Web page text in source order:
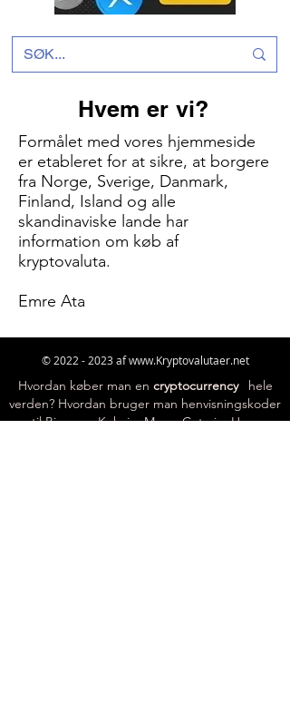
Hvem er vi?
Formålet med vores hjemmeside
er etableret for at sikre, at borgere
fra Norge, Sverige, Danmark,
Finland, Island og alle
skandinaviske lande har
information om køb af
kryptovaluta.
Emre Ata
© 2022 - 2023afwww.Kryptovalutaer.net
Hvordan køber man en cryptocurrencyi hele
verden? Hvordan bruger man henvisningskoder
til Binance, Kukoin, Mexc, Gate io, Hoo,